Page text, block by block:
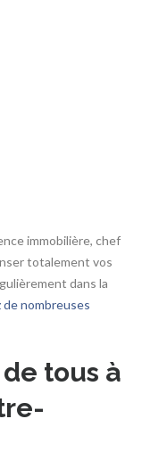
immobilière, chef
totalement vos
dans la
de nombreuses
tous à